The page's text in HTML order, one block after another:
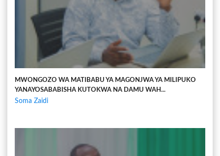
MWONGOZO WA MATIBABU YA MAGONJWA YA MILIPUKO
YANAYOSABABISHA KUTOKWA NA DAMU WAH...
Soma Zaidi